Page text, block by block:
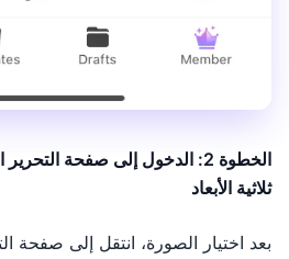
الخطوة 2: الدخول إلى صفحة
ثلاثية الأبعاد
بعد اختيار الصورة، انتقل إلى صفحة